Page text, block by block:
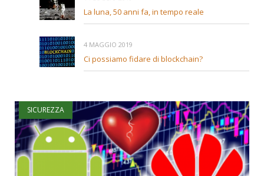
La luna, 50 anni fa, in tempo reale
4 MAGGIO 2019
Ci possiamo fidare di blockchain?
SICUREZZA